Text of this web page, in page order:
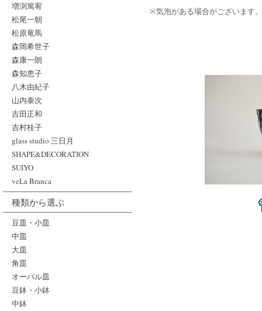
増渕篤宥
松尾一朝
松原竜馬
森岡希世子
森康一朗
森知恵子
八木由紀子
山内泰次
吉田正和
吉村桂子
glass studio 三日月
SHAPE&DECORATION
SUIYO
veLa Branca
種類から選ぶ
豆皿・小皿
中皿
大皿
角皿
オーバル皿
豆鉢・小鉢
中鉢
※気泡がある場合がございます。